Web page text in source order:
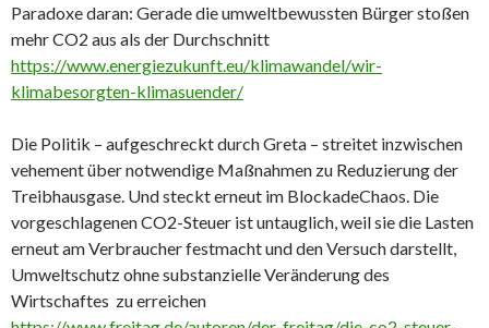
Paradoxe daran: Gerade die umweltbewussten Bürger stoßen
mehr CO2 aus als der Durchschnitt
https://www.energiezukunft.eu/klimawandel/wir-
klimabesorgten-klimasuender/
Die Politik – aufgeschreckt durch Greta – streitet inzwischen
vehement über notwendige Maßnahmen zu Reduzierung der
Treibhausgase. Und steckt erneut im BlockadeChaos. Die
vorgeschlagenen CO2-Steuer ist untauglich, weil sie die Lasten
erneut am Verbraucher festmacht und den Versuch darstellt,
Umweltschutz ohne substanzielle Veränderung des
Wirtschaftes zu erreichen